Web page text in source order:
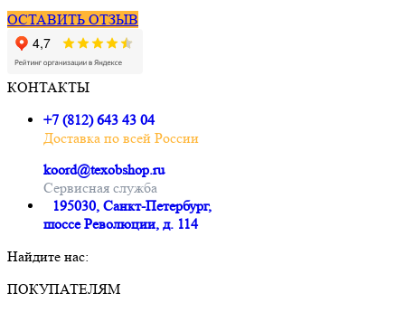
ОСТАВИТЬ ОТЗЫВ
КОНТАКТЫ
+7 (812) 643 43 04
Доставка по всей России
koord@texobshop.ru
Сервисная служба
195030, Санкт-Петербург,
шоссе Революции, д. 114
Найдите нас:
Почта
Вконтакте
Whatsapp
Telegram
ПОКУПАТЕЛЯМ